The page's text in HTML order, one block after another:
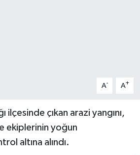
A- A+
ilçesinde çıkan arazi yangını,
ekiplerinin yoğun
altına alındı.